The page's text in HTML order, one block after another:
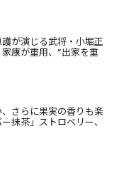
護が演じる武将・小堀正
康が重用、“出家を重
さらに果実の香りも楽
抹茶」ストロベリー、